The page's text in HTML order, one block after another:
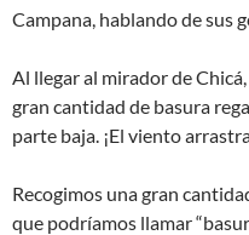
Campana, hablando de sus
Al llegar al mirador de
gran cantidad de basura
parte baja. ¡El viento
Recogimos una gran
que podríamos llamar